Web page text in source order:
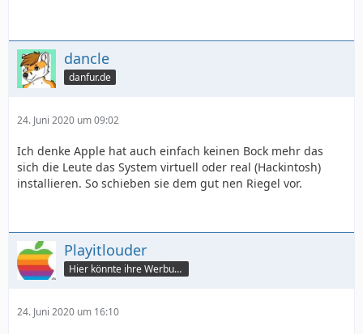
dancle
danfur.de
24. Juni 2020 um 09:02
Ich denke Apple hat auch einfach keinen Bock mehr das
sich die Leute das System virtuell oder real (Hackintosh)
installieren. So schieben sie dem gut nen Riegel vor.
Playitlouder
Hier könnte ihre Werbung stehen
24. Juni 2020 um 16:10